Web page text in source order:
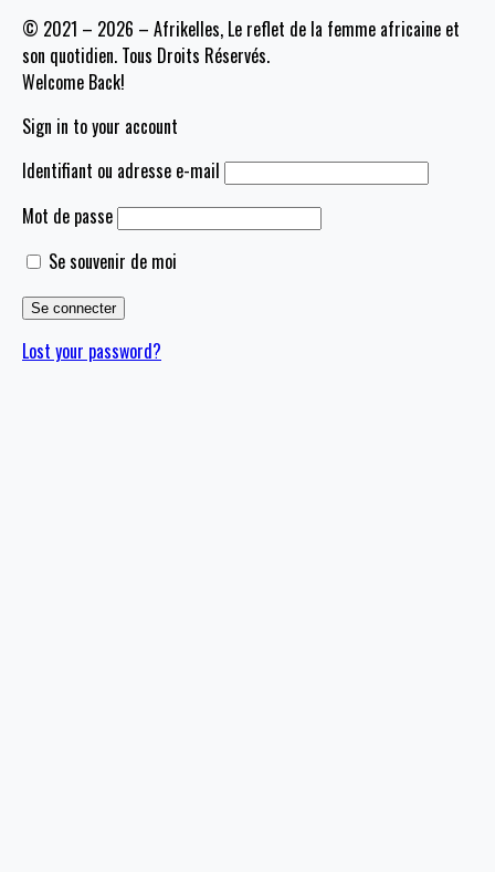
© 2021 – 2026 – Afrikelles, Le reflet de la femme africaine et
son quotidien. Tous Droits Réservés.
Welcome Back!
Sign in to your account
Identifiant ou adresse e-mail
Mot de passe
Se souvenir de moi
Lost your password?